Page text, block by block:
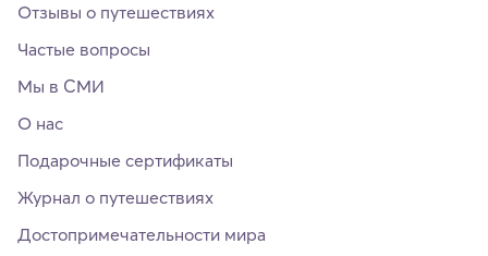
Отзывы о путешествиях
Частые вопросы
Мы в СМИ
О нас
Подарочные сертификаты
Журнал о путешествиях
Достопримечательности мира